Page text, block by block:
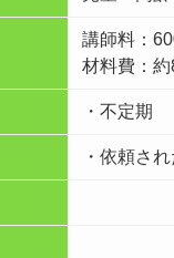
講師料：
材料費：
・不定期
・依頼さ